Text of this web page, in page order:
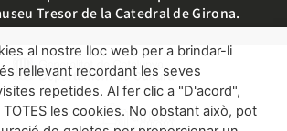
Tresor de la Catedral de Girona.
al nostre lloc web per a brindar-li
rellevant recordant les seves
repetides. Al fer clic a "D'acord",
les cookies. No obstant això, pot